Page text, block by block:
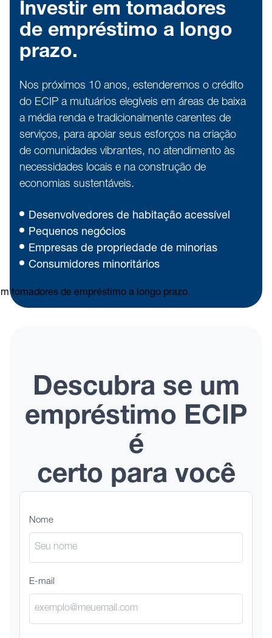
Investir em tomadores
de empréstimo a longo
prazo.
Nos próximos 10 anos, estenderemos o crédito
do ECIP a mutuários elegíveis em áreas de baixa
a média renda e tradicionalmente carentes de
serviços, para apoiar seus esforços na criação
de comunidades vibrantes, no atendimento às
necessidades locais e na construção de
economias sustentáveis.
Desenvolvedores de habitação acessível
Pequenos negócios
Empresas de propriedade de minorias
Consumidores minoritários
Descubra se um
empréstimo ECIP
é
certo para você
Nome
E-mail